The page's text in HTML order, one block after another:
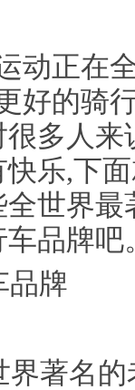
动正在
好的骑
多人
乐,下
世界
车品牌
界著名